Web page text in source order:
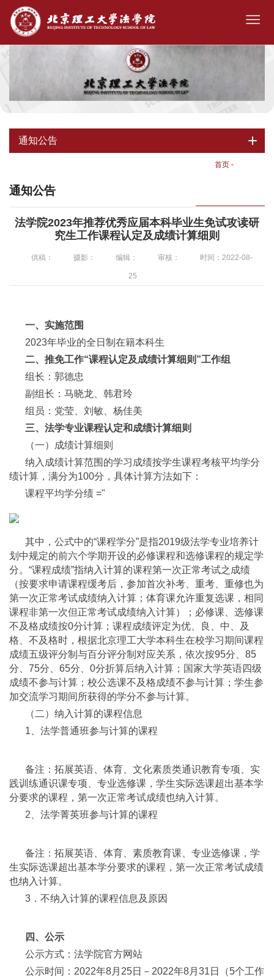
通知公告
首页 -
通知公告
法学院2023年推荐优秀应届本科毕业生免试攻读研
究生工作课程认定及成绩计算细则
供稿： 摄影： 编辑： 审核： 时间：2022-08-
25
一、实施范围
2023年毕业的全日制在籍本科生
二、推免工作“课程认定及成绩计算细则”工作组
组长：郭德忠
副组长：马晓龙、韩君玲
组员：党莹、刘敏、杨佳美
三、法学专业课程认定和成绩计算细则
（一）成绩计算细则
纳入成绩计算范围的学习成绩按学生课程考核平均学分
绩计算，满分为100分，具体计算方法如下：
课程平均学分绩 ="
其中，公式中的“课程学分”是指2019级法学专业培养计
划中规定的前六个学期开设的必修课程和选修课程的规定学
分。“课程成绩”指纳入计算的课程第一次正常考试之成绩
（按要求申请课程缓考后，参加首次补考、重考、重修也为
第一次正常考试成绩纳入计算；体育课允许重复选课，相同
课程非第一次但正常考试成绩纳入计算）；必修课、选修课
不及格成绩按0分计算；课程成绩评定为优、良、中、及
格、不及格时，根据北京理工大学本科生在校学习期间课程
成绩五级评分制与百分评分制对应关系，依次按95分、85
分、75分、65分、0分折算后纳入计算；国家大学英语四级
成绩不参与计算；校公选课不及格成绩不参与计算；学生参
加交流学习期间所获得的学分不参与计算。
（二）纳入计算的课程信息
1、法学普通班参与计算的课程
备注：拓展英语、体育、文化素质类通识教育专项、实
践训练通识课专项、专业选修课，学生实际选课超出基本学
分要求的课程，第一次正常考试成绩也纳入计算。
2、法学菁英班参与计算的课程
备注：拓展英语、体育、素质教育课、专业选修课，学
生实际选课超出基本学分要求的课程，第一次正常考试成绩
也纳入计算。
3．不纳入计算的课程信息及原因
四、公示
公示方式：法学院官方网站
公示时间：2022年8月25日－2022年8月31日（5个工作